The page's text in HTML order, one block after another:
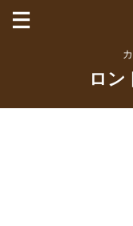
ロン